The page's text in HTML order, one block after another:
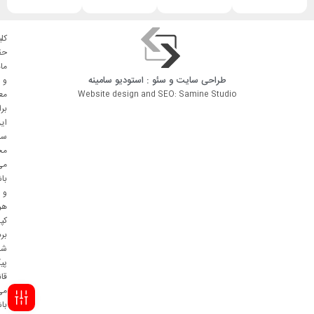
طراحی سایت و سئو : استودیو سامینه
Website design and SEO: Samine Studio
و
و